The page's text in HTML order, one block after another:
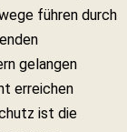
führen durch
gelangen
erreichen
ist die